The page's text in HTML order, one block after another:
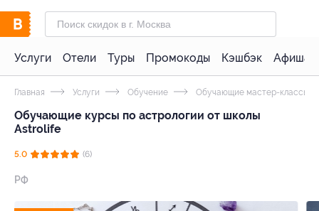
Услуги Отели Туры Промокоды Кэшбэк Афиша
Главная Услуги Обучение Обучающие мастер-классы
Обучающие курсы по астрологии от школы
Astrolife
5.0 (6)
РФ